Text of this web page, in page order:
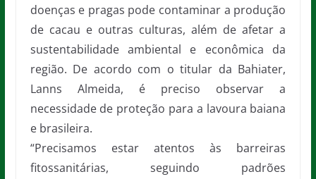
doenças e pragas pode contaminar a produção
de cacau e outras culturas, além de afetar a
sustentabilidade ambiental e econômica da
região. De acordo com o titular da Bahiater,
Lanns Almeida, é preciso observar a
necessidade de proteção para a lavoura baiana
e brasileira.
“Precisamos estar atentos às barreiras
fitossanitárias, seguindo padrões